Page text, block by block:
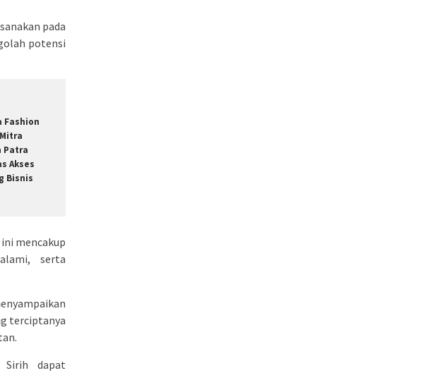
pada
potensi
Fashion
Patra
Akses
Bisnis
mencakup
serta
terciptanya
Sirih dapat